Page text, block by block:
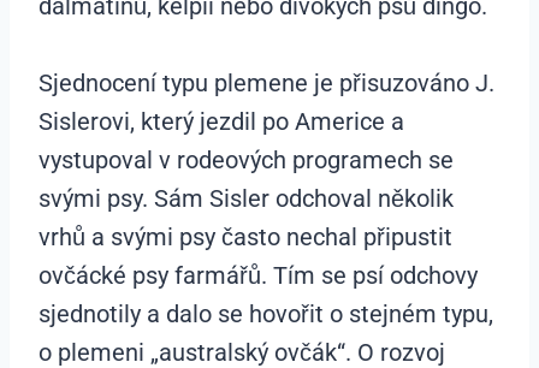
dalmatinů, kelpií nebo divokých psů dingo.
Sjednocení typu plemene je přisuzováno J.
Sislerovi, který jezdil po Americe a
vystupoval v rodeových programech se
svými psy. Sám Sisler odchoval několik
vrhů a svými psy často nechal připustit
ovčácké psy farmářů. Tím se psí odchovy
sjednotily a dalo se hovořit o stejném typu,
o plemeni „australský ovčák“. O rozvoj